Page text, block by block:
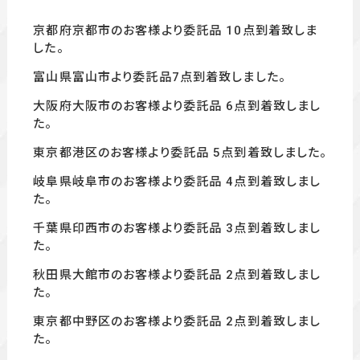
京都府京都市のお客様より委託品 10 点到着致しま
した。
富山県富山市より委託品7点到着致しました。
大阪府大阪市のお客様より委託品 6点到着致しまし
た。
東京都港区のお客様より委託品 5点到着致しました。
岐阜県岐阜市のお客様より委託品 4点到着致しまし
た。
千葉県印西市のお客様より委託品 3点到着致しまし
た。
秋田県大館市のお客様より委託品 2点到着致しまし
た。
東京都中野区のお客様より委託品 2点到着致しまし
た。